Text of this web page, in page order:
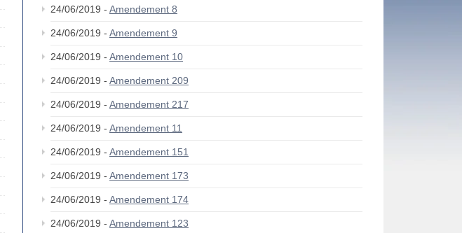
24/06/2019 - Amendement 8
24/06/2019 - Amendement 9
24/06/2019 - Amendement 10
24/06/2019 - Amendement 209
24/06/2019 - Amendement 217
24/06/2019 - Amendement 11
24/06/2019 - Amendement 151
24/06/2019 - Amendement 173
24/06/2019 - Amendement 174
24/06/2019 - Amendement 123